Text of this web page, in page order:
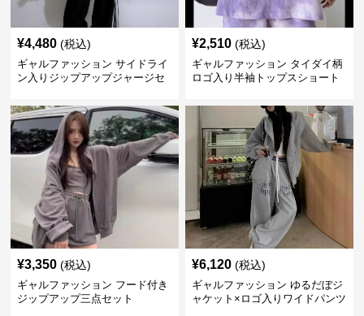
¥4,480 (税込)
ギャルファッション サイドライ
ン入りジップアップジャージセ
¥2,510 (税込)
ギャルファッション タイダイ柄
ロゴ入り半袖トップスショート
¥3,350 (税込)
ギャルファッション フード付き
ジップアップ三点セット
¥6,120 (税込)
ギャルファッション ゆるだぼジ
ャケット×ロゴ入りワイドパンツ